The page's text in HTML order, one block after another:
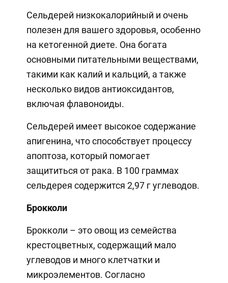
Сельдерей низкокалорийный и очень
полезен для вашего здоровья, особенно
на кетогенной диете. Она богата
основными питательными веществами,
такими как калий и кальций, а также
несколько видов антиоксидантов,
включая флавоноиды.
Сельдерей имеет высокое содержание
апигенина, что способствует процессу
апоптоза, который помогает
защититься от рака. В 100 граммах
сельдерея содержится 2,97 г углеводов.
Брокколи
Брокколи – это овощ из семейства
крестоцветных, содержащий мало
углеводов и много клетчатки и
микроэлементов. Согласно